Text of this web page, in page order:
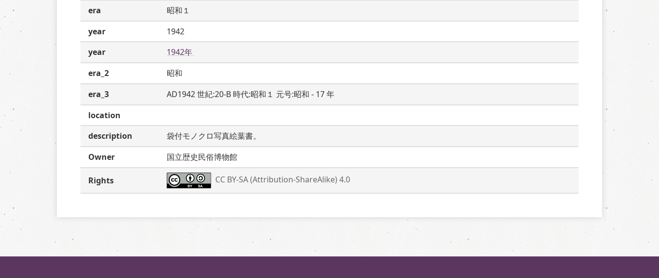
era
昭和１
year
1942
year
1942年
era_2
昭和
era_3
AD1942 世紀:20-B 時代:昭和１ 元号:昭和 - 17 年
location
description
袋付モノクロ写真絵葉書。
Owner
国立歴史民俗博物館
Rights CC BY-SA (Attribution-ShareAlike) 4.0